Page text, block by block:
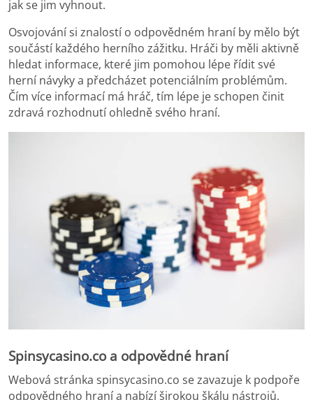
jak se jim vyhnout.
Osvojování si znalostí o odpovědném hraní by mělo být
součástí každého herního zážitku. Hráči by měli aktivně
hledat informace, které jim pomohou lépe řídit své
herní návyky a předcházet potenciálním problémům.
Čím více informací má hráč, tím lépe je schopen činit
zdravá rozhodnutí ohledně svého hraní.
Spinsycasino.co a odpovědné hraní
Webová stránka spinsycasino.co se zavazuje k podpoře
odpovědného hraní a nabízí širokou škálu nástrojů,